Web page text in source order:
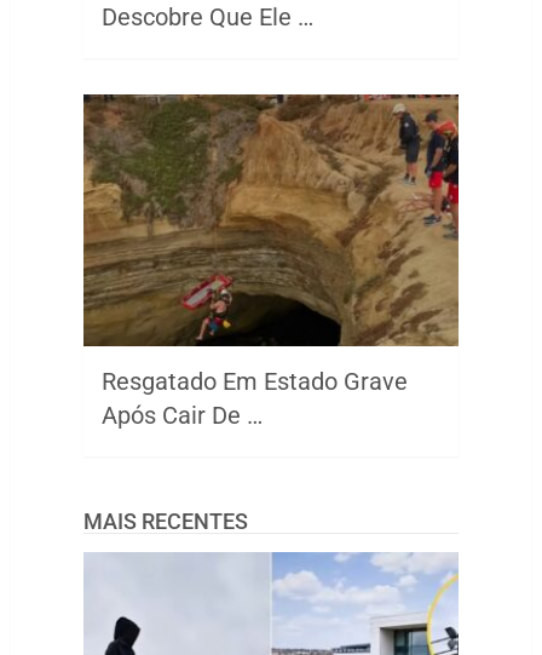
Descobre Que Ele …
Resgatado Em Estado Grave
Após Cair De …
MAIS RECENTES